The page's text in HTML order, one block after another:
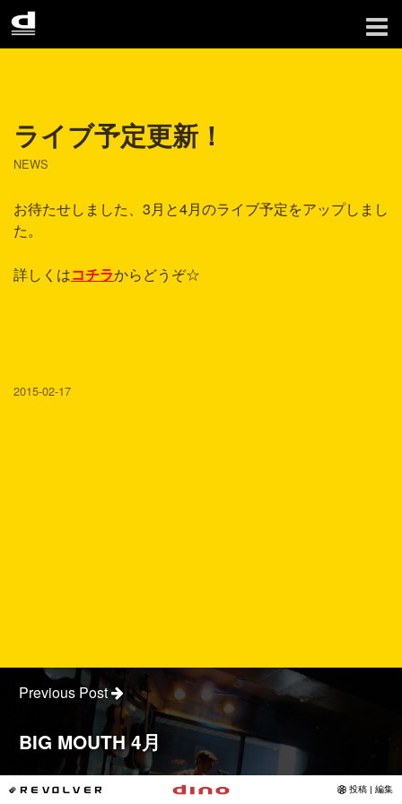
ライブ予定更新！
NEWS
お待たせしました、3月と4月のライブ予定をアップしまし
た。
詳しくはコチラからどうぞ☆
2015-02-17
Previous Post
BIG MOUTH 4月
*REVOLVER 投稿 | 編集